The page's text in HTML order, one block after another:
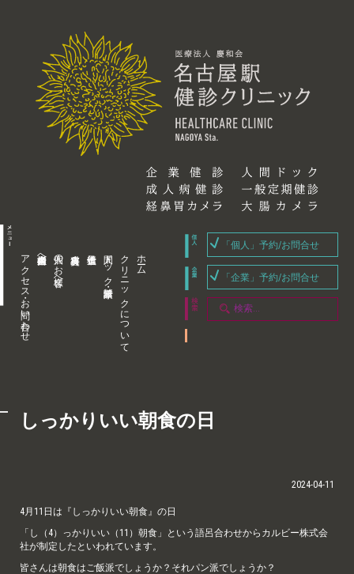
アクセス・お問い合わせ 企業内担当者様へ 個人のお客様へ 人間ドック・健康診断 クリニックについて ホーム
「個人」予約/お問合せ
「企業」予約/お問合せ
しっかりいい朝食の日
2024-04-11
4月11日は『しっかりいい朝食』の日
「し（4）っかりいい（11）朝食」という語呂合わせからカルビー株式会
社が制定したといわれています。
皆さんは朝食はご飯派でしょうか？それパン派でしょうか？